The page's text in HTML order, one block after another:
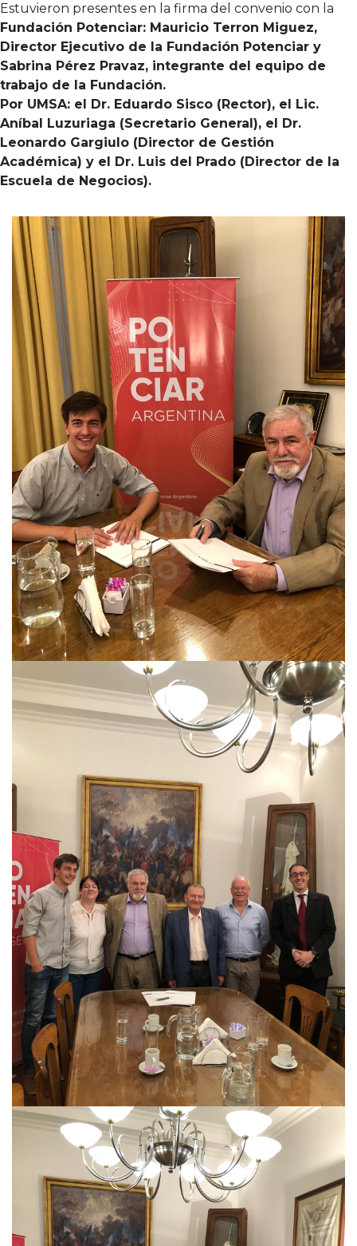
Estuvieron presentes en la firma del convenio con la
Fundación Potenciar: Mauricio Terron Miguez,
Director Ejecutivo de la Fundación Potenciar y
Sabrina Pérez Pravaz, integrante del equipo de
trabajo de la Fundación.
Por UMSA: el Dr. Eduardo Sisco (Rector), el Lic.
Aníbal Luzuriaga (Secretario General), el Dr.
Leonardo Gargiulo (Director de Gestión
Académica) y el Dr. Luis del Prado (Director de la
Escuela de Negocios).